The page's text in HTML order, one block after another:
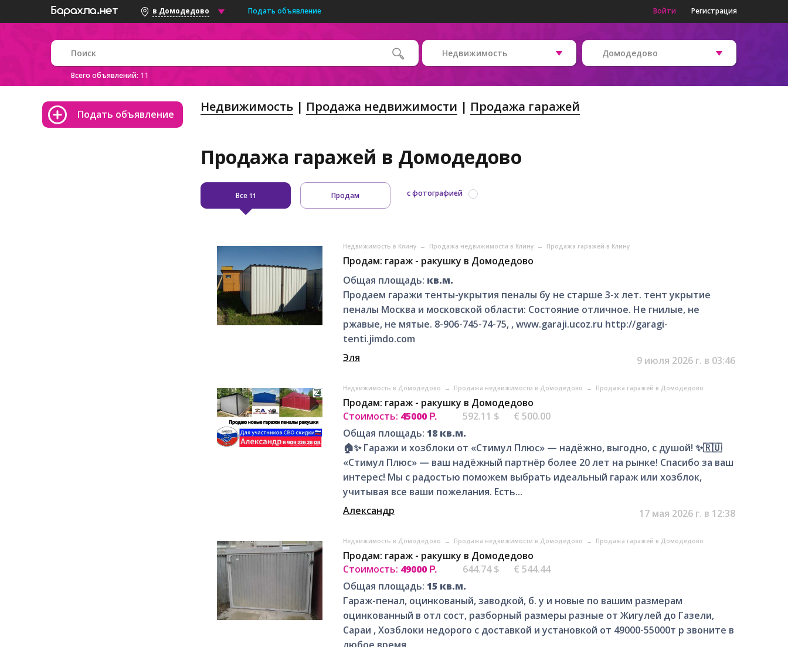
в Домодедово Подать объявление Войти Регистрация
Всего объявлений: 11
Недвижимость Домодедово
Подать объявление Недвижимость Продажа недвижимости Продажа гаражей
Продажа гаражей в Домодедово
Все 11 Продам с фотографией
Недвижимость в Клину → Продажа недвижимости в Клину → Продажа гаражей в Клину
Продам: гараж - ракушку в Домодедово
Общая площадь: кв.м.
Продаем гаражи тенты-укрытия пеналы бу не старше 3-х лет. тент укрытие
пеналы Москва и московской области: Состояние отличное. Не гнилые, не
ржавые, не мятые. 8-906-745-74-75, , www.garaji.ucoz.ru http://garagi-
tenti.jimdo.com
Эля
9 июля 2026 г. в 03:46
Недвижимость в Домодедово → Продажа недвижимости в Домодедово → Продажа гаражей в Домодедово
Продам: гараж - ракушку в Домодедово
Стоимость: 45000 Р. 592.11 $
€ 500.00
Общая площадь: 18 кв.м.
🏠✨ Гаражи и хозблоки от «Стимул Плюс» — надёжно, выгодно, с душой! ✨🇷🇺
«Стимул Плюс» — ваш надёжный партнёр более 20 лет на рынке! Спасибо за ваш
интерес! Мы с радостью поможем выбрать идеальный гараж или хозблок,
учитывая все ваши пожелания. Есть...
Александр
17 мая 2026 г. в 12:38
Недвижимость в Домодедово → Продажа недвижимости в Домодедово → Продажа гаражей в Домодедово
Продам: гараж - ракушку в Домодедово
Стоимость: 49000 Р. 644.74 $
€ 544.44
Общая площадь: 15 кв.м.
Гараж-пенал, оцинкованый, заводкой, б. у и новые по вашим размерам
оцинкованный в отл сост, разборный размеры разные от Жигулей до Газели,
Сараи , Хозблоки недорого с доставкой и установкой от 49000-55000т р звоните в